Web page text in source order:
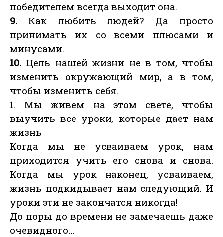
победителем всегда выходит она.
9. Как любить людей? Да просто
принимать их со всеми плюсами и
минусами.
10. Цель нашей жизни не в том, чтобы
изменить окружающий мир, а в том,
чтобы изменить себя.
1. Мы живем на этом свете, чтобы
выучить все уроки, которые дает нам
жизнь
Когда мы не усваиваем урок, нам
приходится учить его снова и снова.
Когда мы урок наконец, усваиваем,
жизнь подкидывает нам следующий. И
уроки эти не закончатся никогда!
До поры до времени не замечаешь даже
очевидного…